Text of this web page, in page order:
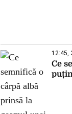
12:45,
Ce